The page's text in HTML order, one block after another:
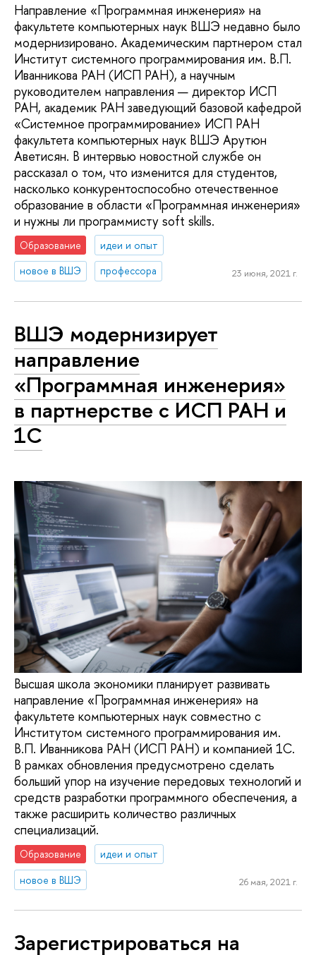
Направление «Программная инженерия» на
факультете компьютерных наук ВШЭ недавно было
модернизировано. Академическим партнером стал
Институт системного программирования им. В.П.
Иванникова РАН (ИСП РАН), а научным
руководителем направления — директор ИСП
РАН, академик РАН заведующий базовой кафедрой
«Системное программирование» ИСП РАН
факультета компьютерных наук ВШЭ Арутюн
Аветисян. В интервью новостной службе он
рассказал о том, что изменится для студентов,
насколько конкурентоспособно отечественное
образование в области «Программная инженерия»
и нужны ли программисту soft skills.
Образование
идеи и опыт
новое в ВШЭ
профессора 23 июня, 2021 г.
ВШЭ модернизирует
направление
«Программная инженерия»
в партнерстве с ИСП РАН и
1С
Высшая школа экономики планирует развивать
направление «Программная инженерия» на
факультете компьютерных наук совместно с
Институтом системного программирования им.
В.П. Иванникова РАН (ИСП РАН) и компанией 1С.
В рамках обновления предусмотрено сделать
больший упор на изучение передовых технологий и
средств разработки программного обеспечения, а
также расширить количество различных
специализаций.
Образование
идеи и опыт
новое в ВШЭ
26 мая, 2021 г.
Зарегистрироваться на